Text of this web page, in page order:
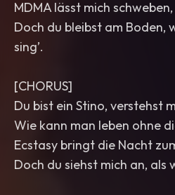
MDMA lässt mich
Doch du bleibst am Boden,
sing’.
[CHORUS]
Du bist ein Stino, verstehst
Wie kann man leben ohne
Ecstasy bringt die Nacht
Doch du siehst mich an, als